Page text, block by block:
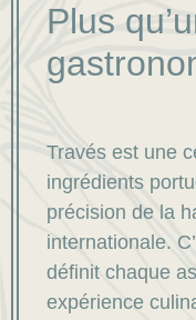
Plus
Través est une
ingrédients
précision de la
internationale.
définit chaque
expérience